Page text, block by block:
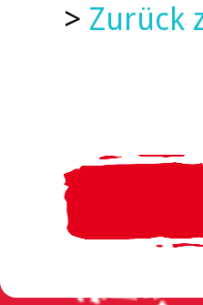
> Zurück